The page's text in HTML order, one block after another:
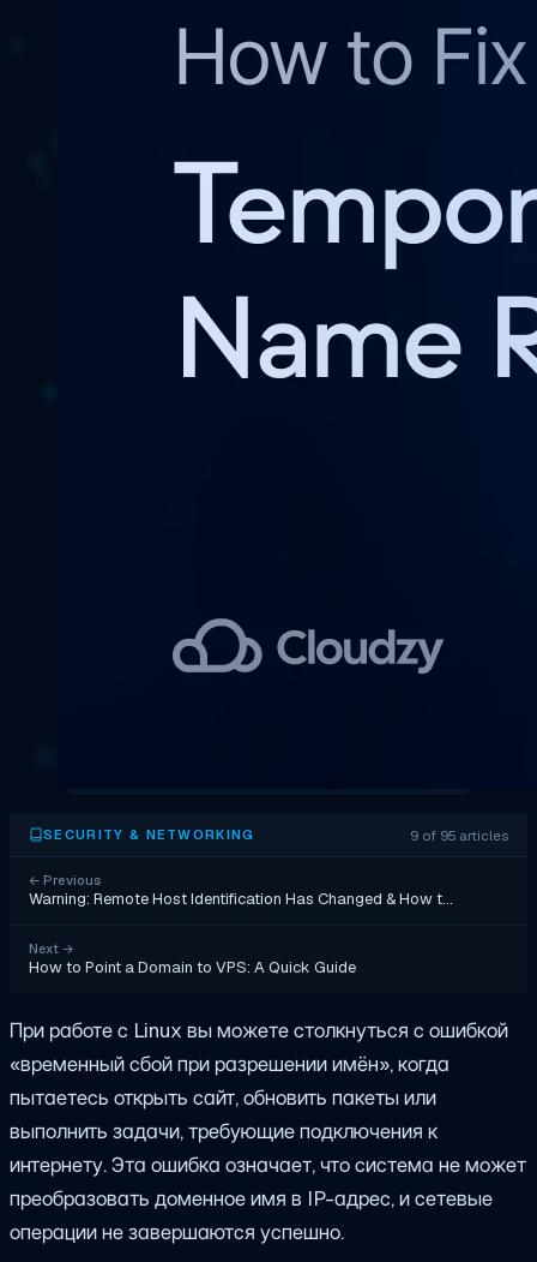
SECURITY & NETWORKING 9 of 95 articles
← Previous
Warning: Remote Host Identification Has Changed & How t…
Next →
How to Point a Domain to VPS: A Quick Guide
При работе с Linux вы можете столкнуться с ошибкой
«временный сбой при разрешении имён», когда
пытаетесь открыть сайт, обновить пакеты или
выполнить задачи, требующие подключения к
интернету. Эта ошибка означает, что система не может
преобразовать доменное имя в IP-адрес, и сетевые
операции не завершаются успешно.